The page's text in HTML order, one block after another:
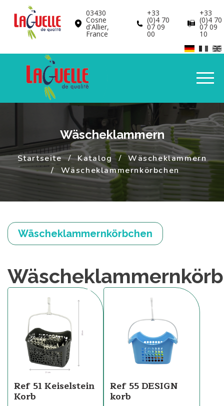
03430
Cosne
d'Allier,
France
+33
(0)4 70
07 09
00
+33
(0)4 70
07 09
10
Wäscheklammern
Startseite Katalog
Wäscheklammern
Wäscheklammernkörbchen
Wäscheklammernkörbchen
Ref 51 Keiselstein
Korb
Ref 55 DESIGN
korb
Cookie-Einstellungen